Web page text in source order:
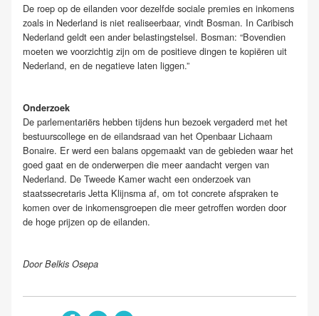
De roep op de eilanden voor dezelfde sociale premies en inkomens
zoals in Nederland is niet realiseerbaar, vindt Bosman. In Caribisch
Nederland geldt een ander belastingstelsel. Bosman: “Bovendien
moeten we voorzichtig zijn om de positieve dingen te kopiëren uit
Nederland, en de negatieve laten liggen.”
Onderzoek
De parlementariërs hebben tijdens hun bezoek vergaderd met het
bestuurscollege en de eilandsraad van het Openbaar Lichaam
Bonaire. Er werd een balans opgemaakt van de gebieden waar het
goed gaat en de onderwerpen die meer aandacht vergen van
Nederland. De Tweede Kamer wacht een onderzoek van
staatssecretaris Jetta Klijnsma af, om tot concrete afspraken te
komen over de inkomensgroepen die meer getroffen worden door
de hoge prijzen op de eilanden.
Door Belkis Osepa